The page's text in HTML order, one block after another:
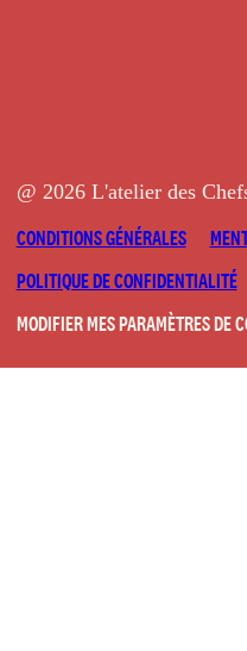
@ 2026 L'atelier des
CONDITIONS GÉNÉRALES
POLITIQUE DE CONFIDENTIALITÉ
MODIFIER MES PARAMÈTRES DE